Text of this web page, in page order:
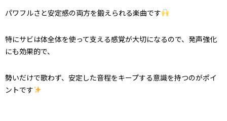
パワフルさと安定感の両方を鍛えられる楽曲です
特にサビは体全体を使って支える感覚が大切になるので、発声強化
にも効果的で、
勢いだけで歌わず、安定した音程をキープする意識を持つのがポイ
ントです